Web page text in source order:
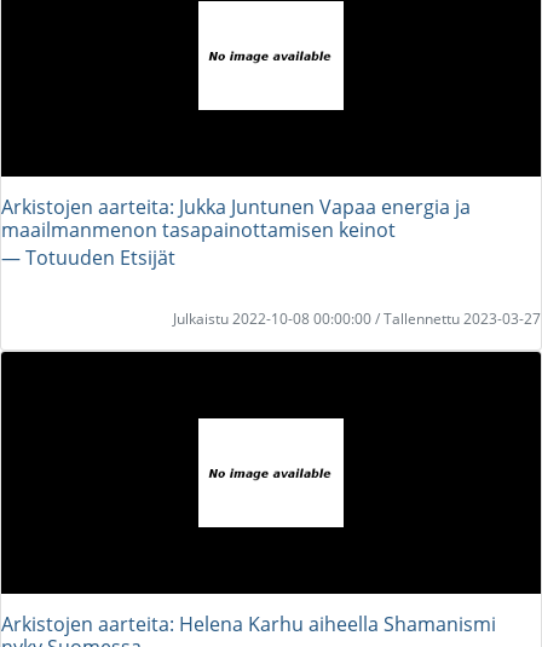
Arkistojen aarteita: Jukka Juntunen Vapaa energia ja
maailmanmenon tasapainottamisen keinot
― Totuuden Etsijät
Julkaistu 2022-10-08 00:00:00 / Tallennettu 2023-03-27
Arkistojen aarteita: Helena Karhu aiheella Shamanismi